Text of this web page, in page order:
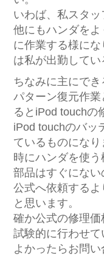
いわば、私スタッ
他にもハンダを
に作業する様に
は私が出勤してい
ちなみに主にでき
パターン復元作
るとiPod touchの
iPod touchのバッ
ているものにな
時にハンダを使う
部品はすぐにない
公式へ依頼する
と思います。
確か公式の修理価
試験的に行わせて
よかったらお問い